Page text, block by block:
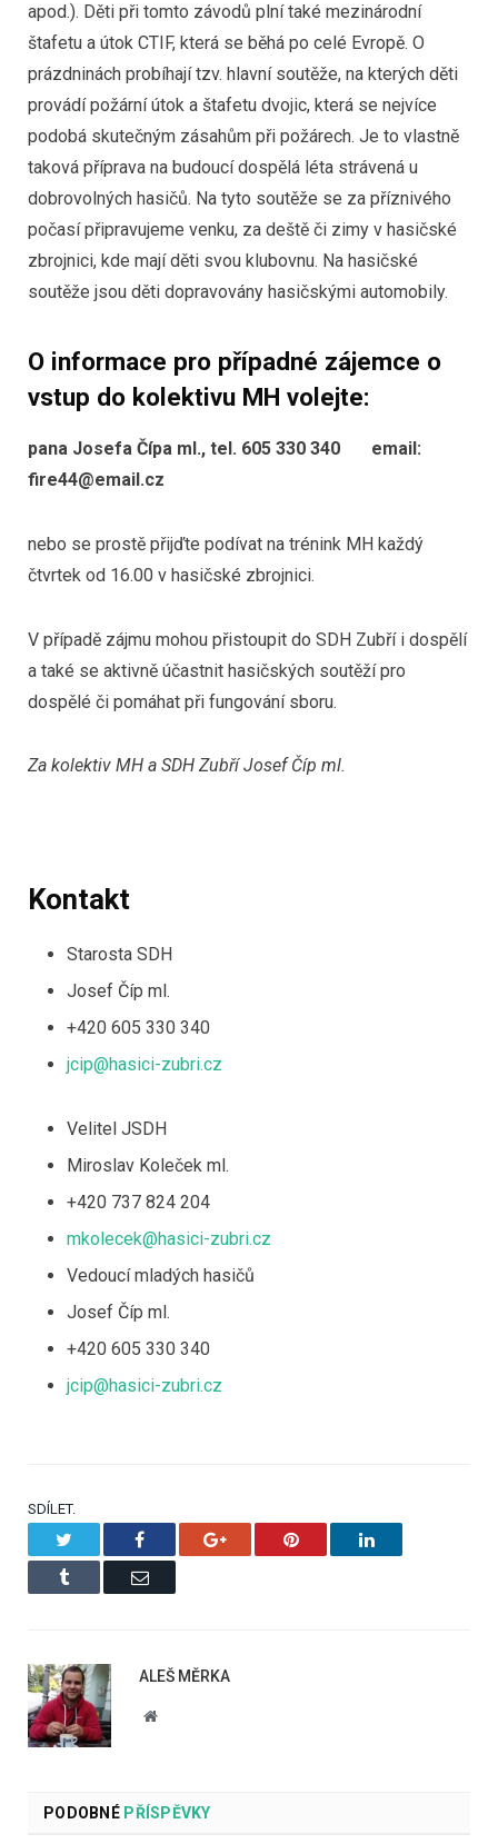
apod.). Děti při tomto závodů plní také mezinárodní
štafetu a útok CTIF, která se běhá po celé Evropě. O
prázdninách probíhají tzv. hlavní soutěže, na kterých děti
provádí požární útok a štafetu dvojic, která se nejvíce
podobá skutečným zásahům při požárech. Je to vlastně
taková příprava na budoucí dospělá léta strávená u
dobrovolných hasičů. Na tyto soutěže se za příznivého
počasí připravujeme venku, za deště či zimy v hasičské
zbrojnici, kde mají děti svou klubovnu. Na hasičské
soutěže jsou děti dopravovány hasičskými automobily.
O informace pro případné zájemce o
vstup do kolektivu MH volejte:
pana Josefa Čípa ml., tel. 605 330 340 email:
fire44@email.cz
nebo se prostě přijďte podívat na trénink MH každý
čtvrtek od 16.00 v hasičské zbrojnici.
V případě zájmu mohou přistoupit do SDH Zubří i dospělí
a také se aktivně účastnit hasičských soutěží pro
dospělé či pomáhat při fungování sboru.
Za kolektiv MH a SDH Zubří Josef Číp ml.
Kontakt
Starosta SDH
Josef Číp ml.
+420 605 330 340
jcip@hasici-zubri.cz
Velitel JSDH
Miroslav Koleček ml.
+420 737 824 204
mkolecek@hasici-zubri.cz
Vedoucí mladých hasičů
Josef Číp ml.
+420 605 330 340
jcip@hasici-zubri.cz
SDÍLET.
Facebook Google+ Pinterest LinkedIn
Tumblr Email
ALEŠ MĚRKA
Website
PODOBNÉPŘÍSPĚVKY